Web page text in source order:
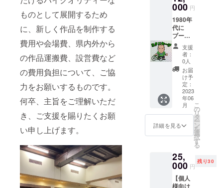
ものとして展開するため
に、新しく作品を制作する
費用や会場費、県内外から
の作品運搬費、設営費など
の費用負担について、ご協
力をお願いするものです。
何卒、主旨をご理解いただ
き、ご支援を賜りたくお願
い申し上げます。
で、何
承くだ
さい。
※本プロ
ジェク
トへの
ご支援
は、寄
附控除
の対象
にはな
りませ
ん。※詳
ページ
概要末
認くだ
さい。※
複数口
でのご
ジ A5
★必ず
注意事
項をご
確認の
上ご支
援くだ
さい。
※ご支援
確定後
の返
金・
キャン
セル・
交換
ますの
で、何
卒ご了
承くだ
はホワ
イトと
なりま
す。 サ
イズは
M/L/XL
の3サイ
ズをご
用意し
まし
た。 下
記の特
典も付
属いた
しま
す。 ●
送付）
●展示会
「GMO
000 円
1980年
代に
ブーム
となっ
た、あ
のシー
ルをイ
メージ
した似
顔絵を
制作致
します.
当時憧
れた
キャラ
なたも
なって
みませ
んか？
支援
者：
0人
お届
け予
定：
2023
年06
月
詳細を見る
こ
の
リ
タ
ー
ン
を
選
択
す
る
25,
000 円
残り30
【個人
様向け